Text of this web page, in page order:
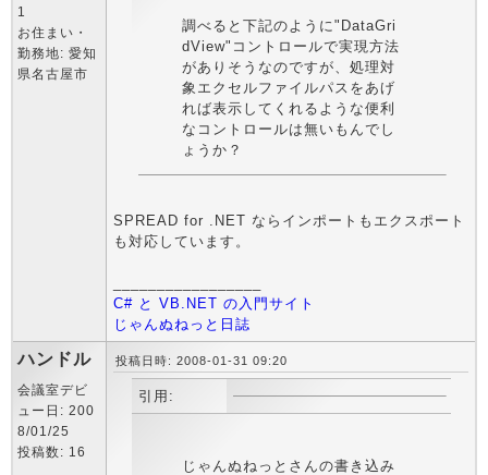
1
お住まい・
勤務地: 愛知
県名古屋市
調べると下記のように"DataGri
dView"コントロールで実現方法
がありそうなのですが、処理対
象エクセルファイルパスをあげ
れば表示してくれるような便利
なコントロールは無いもんでし
ょうか？
SPREAD for .NET ならインポートもエクスポート
も対応しています。
C# と VB.NET の入門サイト
じゃんぬねっと日誌
ハンドル
会議室デビ
ュー日: 200
8/01/25
投稿数: 16
投稿日時: 2008-01-31 09:20
引用:
じゃんぬねっとさんの書き込み